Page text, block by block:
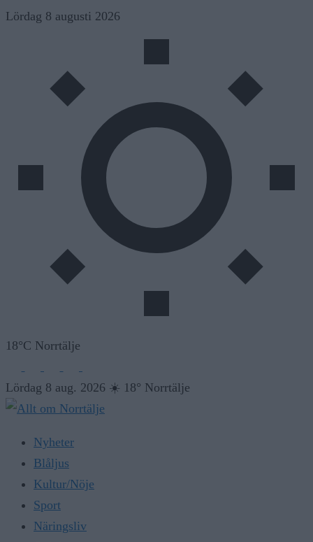
Skip
Lördag 8 augusti 2026
18°C Norrtälje
Lördag 8 aug. 2026 ☀️ 18° Norrtälje
Nyheter
Blåljus
Kultur/Nöje
Sport
Näringsliv